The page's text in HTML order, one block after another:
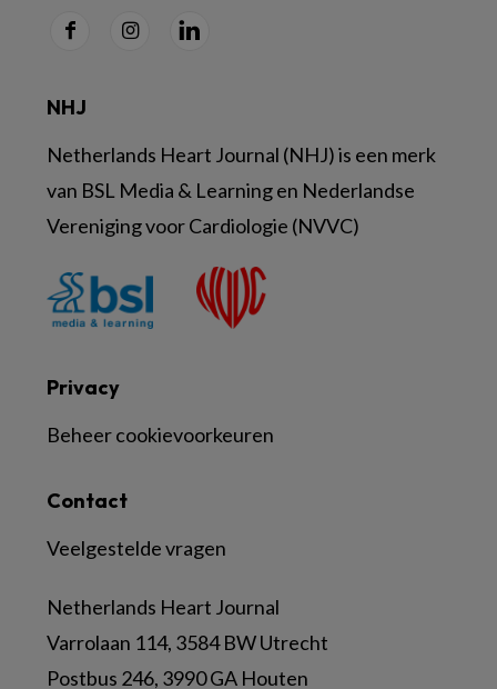
Contact
Veelgestelde vragen
Netherlands Heart Journal
Varrolaan 114, 3584 BW Utrecht
Postbus 246, 3990 GA Houten
Privacy
Beheer cookievoorkeuren
NHJ
Netherlands Heart Journal (NHJ) is een merk
van BSL Media & Learning en Nederlandse
Vereniging voor Cardiologie (NVVC)